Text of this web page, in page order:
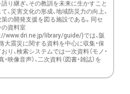
り継ぎ、その教訓を未来に生かすこと
、災害文化の形成、地域防災力の向上、
策の開発支援を図る施設である。同セ
の資料室
www.dri.ne.jp/library/guide/)では、阪
大震災に関する資料を中心に収集・保
り、検索システムでは一次資料（モノ・
・映像音声）、二次資料（図書・雑誌）を